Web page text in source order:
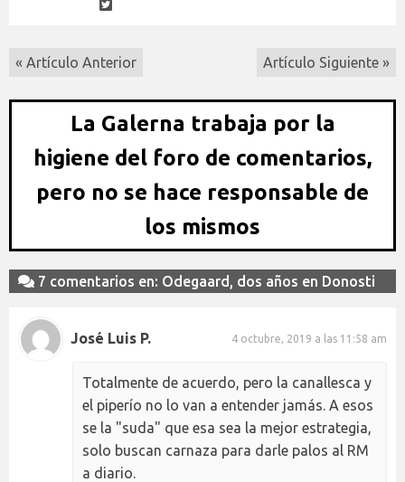
« Artículo Anterior Artículo Siguiente »
La Galerna trabaja por la
higiene del foro de comentarios,
pero no se hace responsable de
los mismos
7 comentarios en: Odegaard, dos años en Donosti
José Luis P. 4 octubre, 2019 a las 11:58 am
Totalmente de acuerdo, pero la canallesca y
el piperío no lo van a entender jamás. A esos
se la "suda" que esa sea la mejor estrategia,
solo buscan carnaza para darle palos al RM
a diario.